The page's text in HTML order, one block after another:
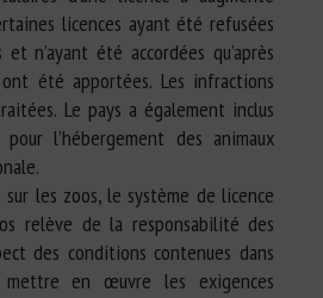
licences ayant été refusées
n’ayant été accordées qu’après
été apportées. Les infractions
Le pays a également inclus
l’hébergement des animaux
les zoos, le système de licence
relève de la responsabilité des
des conditions contenues dans
en œuvre les exigences